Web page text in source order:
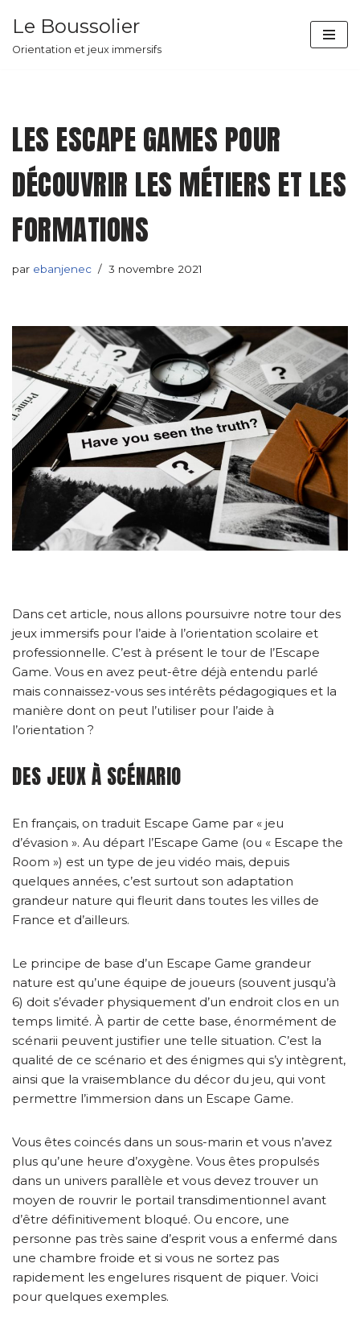
Aller
Le Boussolier
Orientation et jeux immersifs
LES ESCAPE GAMES POUR
DÉCOUVRIR LES MÉTIERS ET LES
FORMATIONS
par ebanjenec 3 novembre 2021
Dans cet article, nous allons poursuivre notre tour des
jeux immersifs pour l’aide à l’orientation scolaire et
professionnelle. C’est à présent le tour de l’Escape
Game. Vous en avez peut-être déjà entendu parlé
mais connaissez-vous ses intérêts pédagogiques et la
manière dont on peut l’utiliser pour l’aide à
l’orientation ?
DES JEUX À SCÉNARIO
En français, on traduit Escape Game par « jeu
d’évasion ». Au départ l’Escape Game (ou « Escape the
Room ») est un type de jeu vidéo mais, depuis
quelques années, c’est surtout son adaptation
grandeur nature qui fleurit dans toutes les villes de
France et d’ailleurs.
Le principe de base d’un Escape Game grandeur
nature est qu’une équipe de joueurs (souvent jusqu’à
6) doit s’évader physiquement d’un endroit clos en un
temps limité. À partir de cette base, énormément de
scénarii peuvent justifier une telle situation. C’est la
qualité de ce scénario et des énigmes qui s’y intègrent,
ainsi que la vraisemblance du décor du jeu, qui vont
permettre l’immersion dans un Escape Game.
Vous êtes coincés dans un sous-marin et vous n’avez
plus qu’une heure d’oxygène. Vous êtes propulsés
dans un univers parallèle et vous devez trouver un
moyen de rouvrir le portail transdimentionnel avant
d’être définitivement bloqué. Ou encore, une
personne pas très saine d’esprit vous a enfermé dans
une chambre froide et si vous ne sortez pas
rapidement les engelures risquent de piquer. Voici
pour quelques exemples.